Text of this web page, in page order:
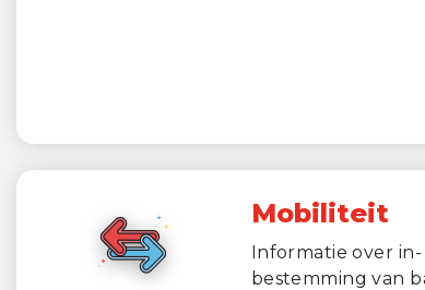
Mobiliteit
Informatie over
bestemming van